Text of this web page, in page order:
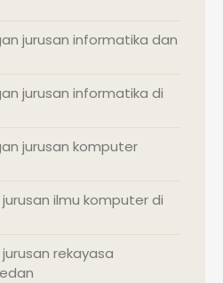
jurusan informatika dan
jurusan informatika di
jurusan komputer
ilmu komputer di
rekayasa